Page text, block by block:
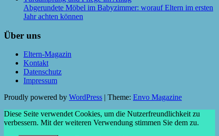
Abgerundete Möbel im Babyzimmer: worauf Eltern im ersten
Jahr achten können
Über uns
Eltern-Magazin
Kontakt
Datenschutz
Impressum
Proudly powered by WordPress Theme: Envo Magazine
Diese Seite verwendet Cookies, um die Nutzerfreundlichkeit zu
verbessern. Mit der weiteren Verwendung stimmen Sie dem zu.